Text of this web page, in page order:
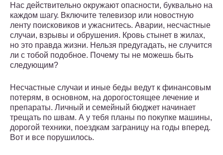
Нас действительно окружают опасности, буквально на
каждом шагу. Включите телевизор или новостную
ленту поисковиков и ужаснитесь. Аварии, несчастные
случаи, взрывы и обрушения. Кровь стынет в жилах,
но это правда жизни. Нельзя предугадать, не случится
ли с тобой подобное. Почему ты не можешь быть
следующим?
Несчастные случаи и иные беды ведут к финансовым
потерям, в основном, на дорогостоящее лечение и
препараты. Личный и семейный бюджет начинает
трещать по швам. А у тебя планы по покупке машины,
дорогой техники, поездкам заграницу на годы вперед.
Вот и все порушилось.